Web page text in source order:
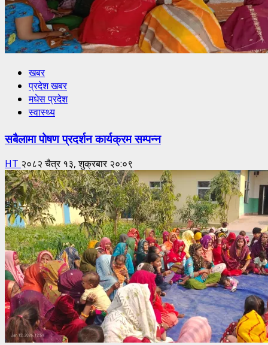
खबर
प्रदेश खबर
मधेस प्रदेश
स्वास्थ्य
सबैलामा पोषण प्रदर्शन कार्यक्रम सम्पन्न
HT २०८२ चैत्र १३, शुक्रबार २०:०९